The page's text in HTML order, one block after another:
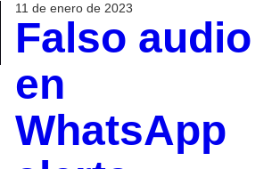
11 de enero de 2023
Falso audio
en
WhatsApp